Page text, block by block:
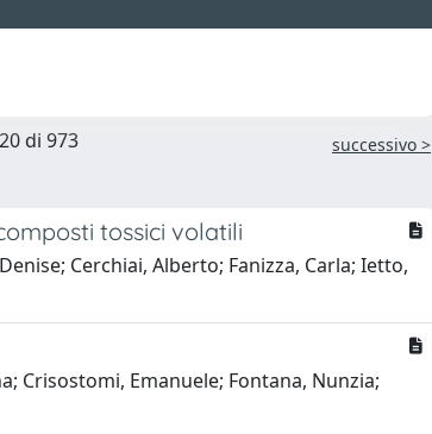
di 973 successivo >
tossici volatili
Cerchiai, Alberto; Fanizza, Carla; Ietto,
Crisostomi, Emanuele; Fontana, Nunzia;